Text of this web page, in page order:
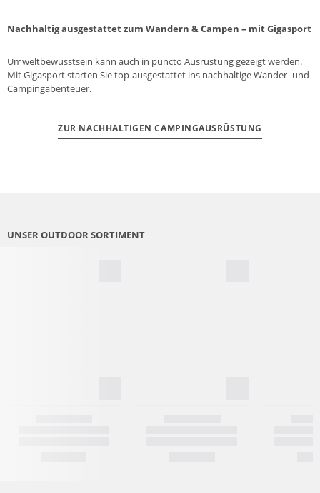
Nachhaltig ausgestattet zum Wandern & Campen – mit Gigasport
Umweltbewusstsein kann auch in puncto Ausrüstung gezeigt werden.
Mit Gigasport starten Sie top-ausgestattet ins nachhaltige Wander- und
Campingabenteuer.
ZUR NACHHALTIGEN CAMPINGAUSRÜSTUNG
UNSER OUTDOOR SORTIMENT